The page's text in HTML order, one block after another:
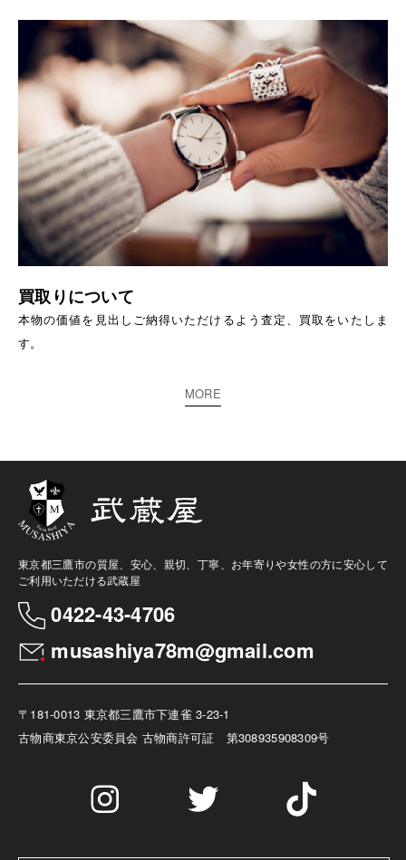
買取りについて
本物の価値を見出しご納得いただけるよう査定、買取をいたしま
す。
MORE
東京都三鷹市の質屋、安心、親切、丁寧、お年寄りや女性の方に安心して
ご利用いただける武蔵屋
0422-43-4706
musashiya78m@gmail.com
〒181-0013 東京都三鷹市下連雀 3-23-1
古物商東京公安委員会 古物商許可証 第308935908309号